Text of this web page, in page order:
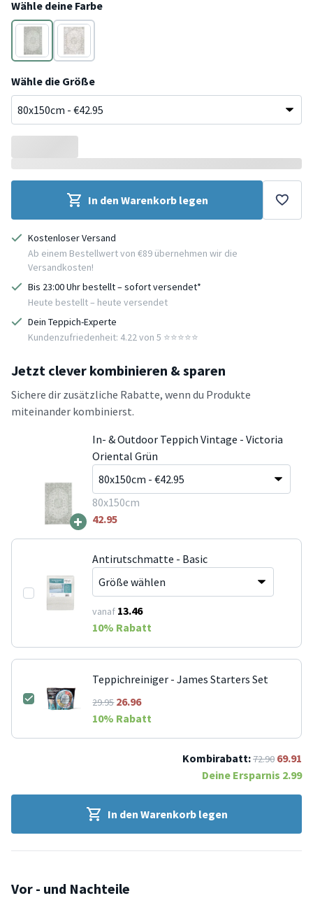
Wähle deine Farbe
Grün
Grau
Wähle die Größe
In den Warenkorb legen
Kostenloser Versand
Ab einem Bestellwert von €89 übernehmen wir die
Versandkosten!
Bis 23:00 Uhr bestellt – sofort versendet*
Heute bestellt – heute versendet
Dein Teppich-Experte
Kundenzufriedenheit: 4.22 von 5 ⭐️⭐️⭐️⭐️⭐️
Jetzt clever kombinieren & sparen
Sichere dir zusätzliche Rabatte, wenn du Produkte
miteinander kombinierst.
+
In- & Outdoor Teppich Vintage - Victoria
Oriental Grün
80x150cm
42.95
Antirutschmatte - Basic
vanaf 13.46
10% Rabatt
Teppichreiniger - James Starters Set
29.9526.96
10% Rabatt
Kombirabatt:72.90 69.91
Deine Ersparnis 2.99
In den Warenkorb legen
Vor - und Nachteile